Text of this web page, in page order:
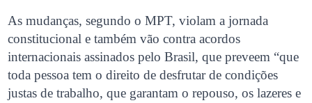
As mudanças, segundo o MPT, violam a jornada
constitucional e também vão contra acordos
internacionais assinados pelo Brasil, que preveem “que
toda pessoa tem o direito de desfrutar de condições
justas de trabalho, que garantam o repouso, os lazeres e